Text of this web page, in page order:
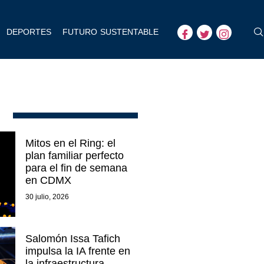
DEPORTES FUTURO SUSTENTABLE
Mitos en el Ring: el
plan familiar perfecto
para el fin de semana
en CDMX
30 julio, 2026
Salomón Issa Tafich
impulsa la IA frente en